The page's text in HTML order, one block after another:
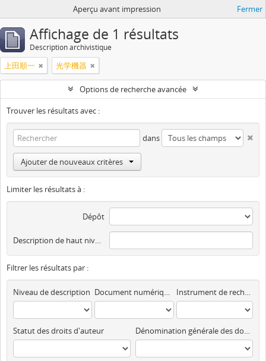
Aperçu avant impression Fermer
Affichage de 1 résultats
Description archivistique
上田順一 光学機器
Options de recherche avancée
Trouver les résultats avec :
dans
Ajouter de nouveaux critères
Limiter les résultats à :
Dépôt
Description de haut niveau
Filtrer les résultats par :
Niveau de description Document numérique disponible Instrument de recherche
Statut des droits d'auteur Dénomination générale des documents